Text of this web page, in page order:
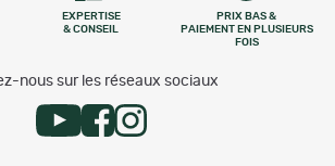
EXPERTISE
& CONSEIL
PRIX BAS &
PAIEMENT EN PLUSIEURS
FOIS
nous sur les réseaux sociaux